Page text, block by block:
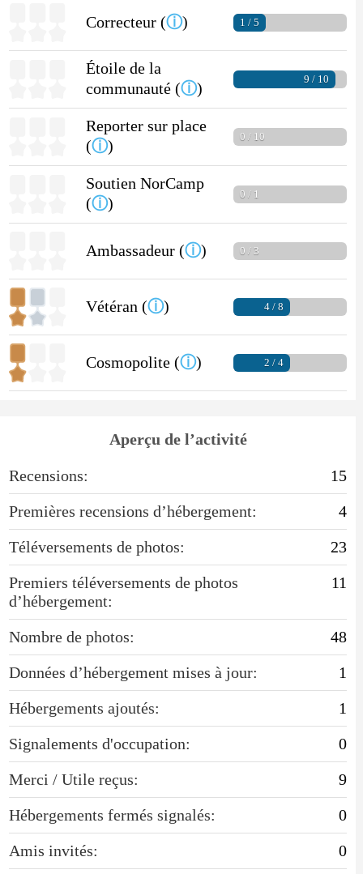
Correcteur (ⓘ) 1 / 5
Étoile de la
communauté (ⓘ)
9 / 10
Reporter sur place
(ⓘ)
0 / 10
Soutien NorCamp
(ⓘ)
0 / 1
Ambassadeur (ⓘ) 0 / 3
Vétéran (ⓘ) 4 / 8
Cosmopolite (ⓘ) 2 / 4
Aperçu de l’activité
Recensions:
15
Premières recensions d’hébergement:
4
Téléversements de photos:
23
Premiers téléversements de photos
d’hébergement:
11
Nombre de photos:
48
Données d’hébergement mises à jour:
1
Hébergements ajoutés:
1
Signalements d'occupation:
0
Merci / Utile reçus:
9
Hébergements fermés signalés:
0
Amis invités:
0